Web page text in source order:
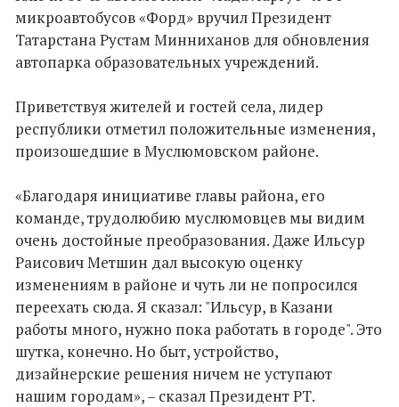
микроавтобусов «Форд» вручил Президент
Татарстана Рустам Минниханов для обновления
автопарка образовательных учреждений.
Приветствуя жителей и гостей села, лидер
республики отметил положительные изменения,
произошедшие в Муслюмовском районе.
«Благодаря инициативе главы района, его
команде, трудолюбию муслюмовцев мы видим
очень достойные преобразования. Даже Ильсур
Раисович Метшин дал высокую оценку
изменениям в районе и чуть ли не попросился
переехать сюда. Я сказал: "Ильсур, в Казани
работы много, нужно пока работать в городе". Это
шутка, конечно. Но быт, устройство,
дизайнерские решения ничем не уступают
нашим городам», – сказал Президент РТ.